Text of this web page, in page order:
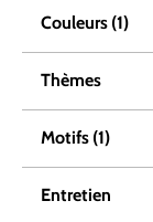
Couleurs (1)
Thèmes
Motifs (1)
Entretien